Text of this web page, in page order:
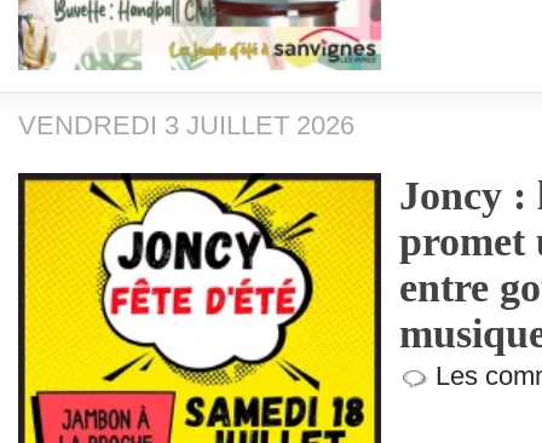
VENDREDI 3 JUILLET 2026
Joncy :
promet
entre
Les